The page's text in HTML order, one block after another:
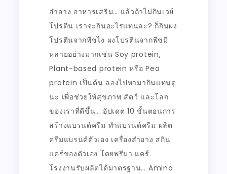
สำอาง อาหารเสริม… แล้วถ้าไม่กินเวย์
โปรตีน เราจะกินอะไรแทนละ? ก็กินผง
โปรตีนจากพืชไง ผงโปรตีนจากพืชมี
หลายอย่างมากเช่น Soy protein,
Plant-based protein หรือ Pea
protein เป็นต้น ลองไปหามากินแทนดู
นะ เพื่อช่วยให้สุขภาพ สัตว์ และโลก
ของเราที่ดีขึ้น… อัปเดต 10 ขั้นตอนการ
สร้างแบรนด์ครีม ทำแบรนด์ครีม ผลิต
ครีมแบรนด์ตัวเอง เครื่องสำอาง สกิน
แคร์ของตัวเอง โดยพรีมา แคร์
โรงงานรับผลิตได้มาตรฐาน… Amino